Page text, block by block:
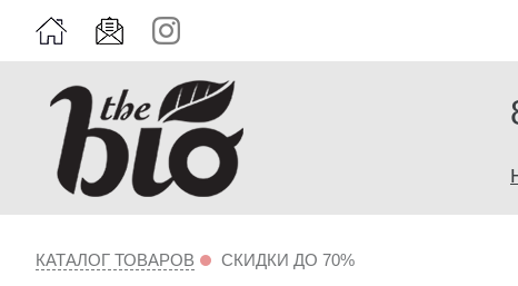
КАТАЛОГ ТОВАРОВ СКИДКИ ДО 70%